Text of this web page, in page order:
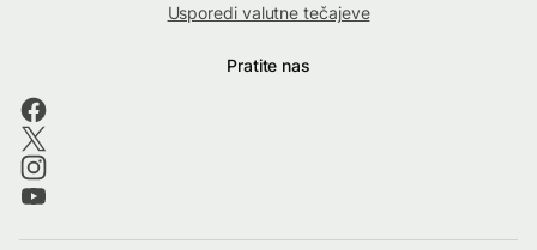
Usporedi valutne tečajeve
Pratite nas